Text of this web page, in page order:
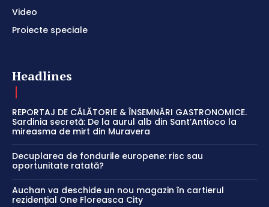
Video
Proiecte speciale
Headlines
REPORTAJ DE CĂLĂTORIE & ÎNSEMNĂRI GASTRONOMICE.
Sardinia secretă: De la aurul alb din Sant’Antioco la
mireasma de mirt din Muravera
Decuplarea de fondurile europene: risc sau
oportunitate ratată?
Auchan va deschide un nou magazin în cartierul
rezidențial One Floreasca City